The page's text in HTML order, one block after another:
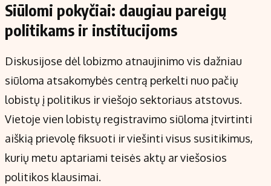
Siūlomi pokyčiai: daugiau pareigų
politikams ir institucijoms
Diskusijose dėl lobizmo atnaujinimo vis dažniau
siūloma atsakomybės centrą perkelti nuo pačių
lobistų į politikus ir viešojo sektoriaus atstovus.
Vietoje vien lobistų registravimo siūloma įtvirtinti
aiškią prievolę fiksuoti ir viešinti visus susitikimus,
kurių metu aptariami teisės aktų ar viešosios
politikos klausimai.